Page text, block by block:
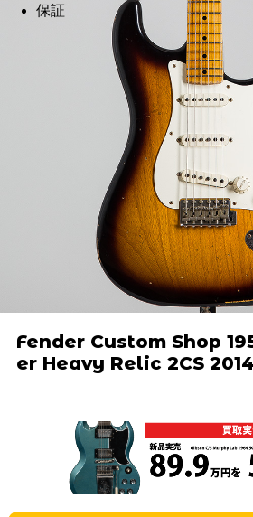
保証
Fender Custom Shop
er Heavy Relic 2CS 2014